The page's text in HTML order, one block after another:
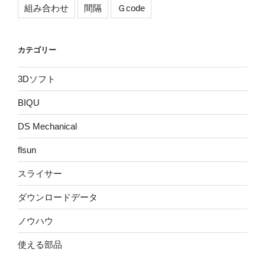
組み合わせ 間隔 Ｇcode
カテゴリー
3Dソフト
BIQU
DS Mechanical
flsun
スライサー
ダウンロードデータ
ノウハウ
使える部品